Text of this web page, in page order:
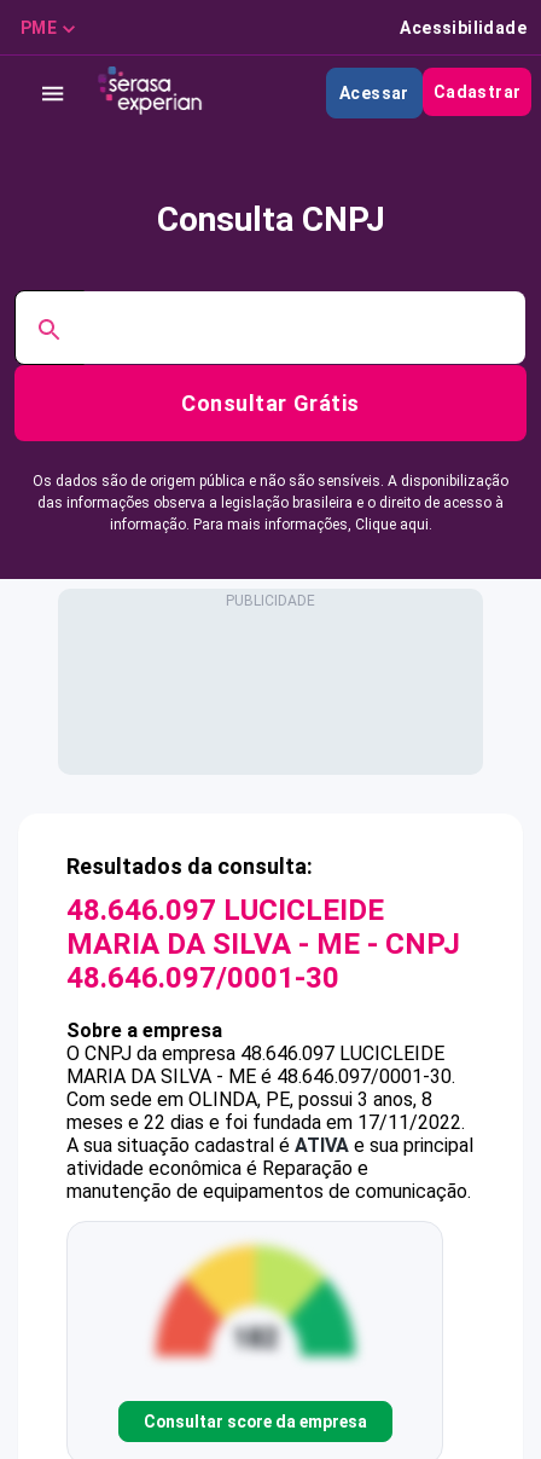
PME Acessibilidade
Acessar Cadastrar
Consulta CNPJ
Consultar Grátis
Os dados são de origem pública e não são sensíveis. A disponibilização
das informações observa a legislação brasileira e o direito de acesso à
informação. Para mais informações, Clique aqui.
Resultados da consulta:
48.646.097 LUCICLEIDE
MARIA DA SILVA - ME - CNPJ
48.646.097/0001-30
Sobre a empresa
O CNPJ da empresa 48.646.097 LUCICLEIDE
MARIA DA SILVA - ME é 48.646.097/0001-30.
Com sede em OLINDA, PE, possui 3 anos, 8
meses e 22 dias e foi fundada em 17/11/2022.
A sua situação cadastral é ATIVA e sua principal
atividade econômica é Reparação e
manutenção de equipamentos de comunicação.
Consultar score da empresa